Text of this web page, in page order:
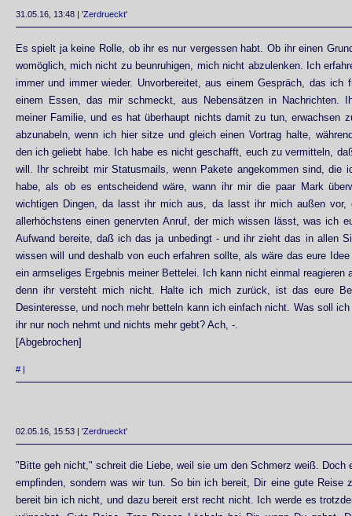
31.05.16, 13:48 | 'Zerdrueckt'
Es spielt ja keine Rolle, ob ihr es nur vergessen habt. Ob ihr einen
womöglich, mich nicht zu beunruhigen, mich nicht abzulenken. Ich
immer und immer wieder. Unvorbereitet, aus einem Gespräch, das ich
einem Essen, das mir schmeckt, aus Nebensätzen in Nachrichten.
meiner Familie, und es hat überhaupt nichts damit zu tun, erwachsen
abzunabeln, wenn ich hier sitze und gleich einen Vortrag halte,
den ich geliebt habe. Ich habe es nicht geschafft, euch zu vermitteln,
will. Ihr schreibt mir Statusmails, wenn Pakete angekommen sind, die
habe, als ob es entscheidend wäre, wann ihr mir die paar Mark
wichtigen Dingen, da lasst ihr mich aus, da lasst ihr mich außen vor,
allerhöchstens einen genervten Anruf, der mich wissen lässt, was ich
Aufwand bereite, daß ich das ja unbedingt - und ihr zieht das in allen
wissen will und deshalb von euch erfahren sollte, als wäre das eure
ein armseliges Ergebnis meiner Bettelei. Ich kann nicht einmal reagieren
denn ihr versteht mich nicht. Halte ich mich zurück, ist das eure
Desinteresse, und noch mehr betteln kann ich einfach nicht. Was soll
ihr nur noch nehmt und nichts mehr gebt? Ach, -.
[Abgebrochen]
#|
02.05.16, 15:53 | 'Zerdrueckt'
"Bitte geh nicht," schreit die Liebe, weil sie um den Schmerz weiß. Doch
empfinden, sondern was wir tun. So bin ich bereit, Dir eine gute Reise
bereit bin ich nicht, und dazu bereit erst recht nicht. Ich werde es